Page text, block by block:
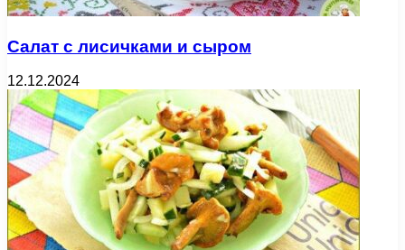
Салат с лисичками и сыром
12.12.2024